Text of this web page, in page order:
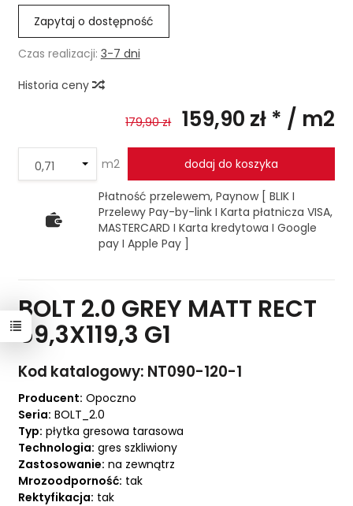
Zapytaj o dostępność
Czas realizacji: 3-7 dni
Historia ceny
179,90 zł 159,90 zł * / m2
m2 dodaj do koszyka
Płatność przelewem, Paynow [ BLIK I
Przelewy Pay-by-link I Karta płatnicza VISA,
MASTERCARD I Karta kredytowa I Google
pay I Apple Pay ]
BOLT 2.0 GREY MATT RECT
59,3X119,3 G1
Kod katalogowy: NT090-120-1
Producent: Opoczno
Seria: BOLT_2.0
Typ: płytka gresowa tarasowa
Technologia: gres szkliwiony
Zastosowanie: na zewnątrz
Mrozoodporność: tak
Rektyfikacja: tak